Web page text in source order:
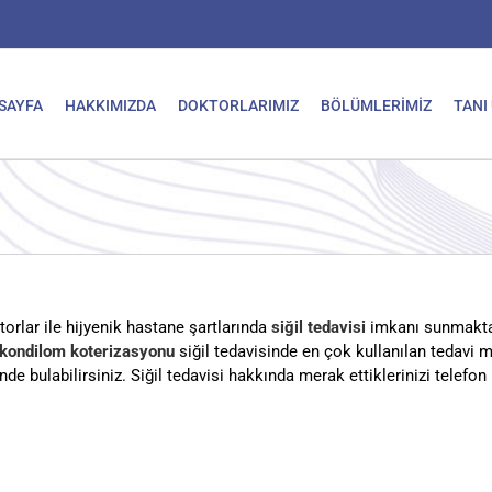
HAKKIMIZDA DOKTORLARIMIZ BÖLÜMLERİMİZ TANI
ile hijyenik hastane şartlarında siğil tedavisi imkanı
kondilom koterizasyonu siğil tedavisinde en çok kullanılan tedavi
bulabilirsiniz. Siğil tedavisi hakkında merak ettiklerinizi